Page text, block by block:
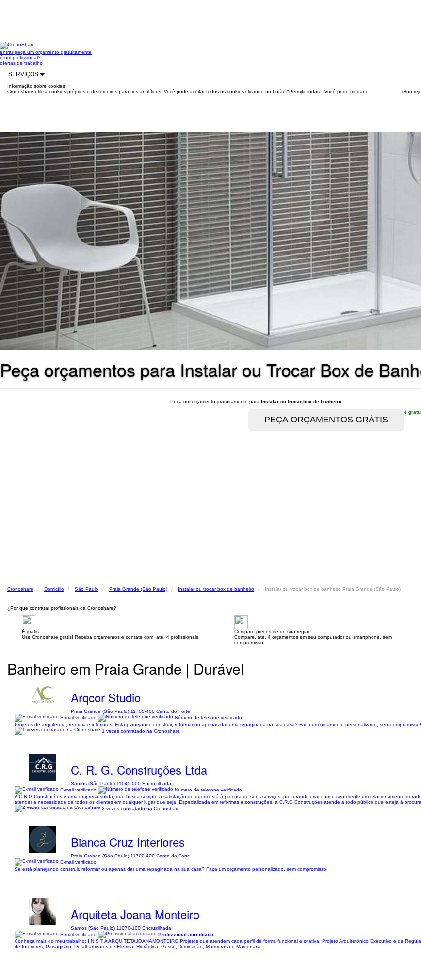
entrarpeça um orçamento gratuitamente
é um profissional?
ofertas de trabalho
SERVIÇOS
Informação sobre cookies
Cronoshare utiliza cookies próprios e de terceiros para fins analíticos. Você pode aceitar todos os cookies clicando no botão "Permitir todas". Você pode mudar o
, e/ou
Peça orçamentos para Instalar ou Trocar Box de
Peça um orçamento gratuitamente para Instalar ou trocar box de banheiro
é
Cronoshare Domicílio São Paulo Praia Grande (São Paulo) Instalar ou trocar box de banheiro Instalar ou trocar box de banheiro Praia Grande (São Paulo)
¿Por que contratar profissionais da Cronoshare?
É grátis
Use Cronoshare grátis! Receba orçamentos e contate com, até, 4 profissionais.
Compare preços de de sua região.
Compare, até, 4 orçamentos em seu computador ou smartphone, sem
compromisso.
Banheiro em Praia Grande | Durável
Arqcor Studio
Praia Grande (São Paulo) 11700-400 Canto do Forte
E-mail verificado
Número de telefone verificado
Projetos de arquitetura, reforma e interiores. Está planejando construir, reformar ou apenas dar uma repaginada na sua casa? Faça um orçamento personalizado, sem compromisso!
1 vezes contratado na Cronoshare
C. R. G. Construções Ltda
Santos (São Paulo) 11045-000 Encruzilhada
E-mail verificado
Número de telefone verificado
A C.R.G Construções é uma empresa sólida, que busca sempre a satisfação de quem está à procura de seus serviços, procurando criar com o seu cliente um relacionamento
atender a necessidade de todos os clientes em qualquer lugar que seja. Especializada em reformas e construções, a C.R.G Construções atende a todo público que esteja à
2 vezes contratado na Cronoshare
Bianca Cruz Interiores
Praia Grande (São Paulo) 11700-400 Canto do Forte
E-mail verificado
Se está planejando construir, reformar ou apenas dar uma repaginada na sua casa? Faça um orçamento personalizado, sem compromisso!
Arquiteta Joana Monteiro
Santos (São Paulo) 11070-100 Encruzilhada
E-mail verificado
Profissional acreditado
Conheça mais do meu trabalho: I N S T A ARQUITETAJOANAMONTEIRO Projetos que atendem cada perfil de forma funcional e criativa. Projeto Arquitetônico Executivo e de
de Interiores; Paisagismo; Detalhamentos de Elétrica, Hidráulica, Gesso, Iluminação, Marmoraria e Marcenaria.